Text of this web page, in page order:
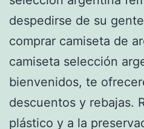
despedirse de su
comprar camiseta de
camiseta selección
bienvenidos, te
descuentos y rebajas.
plástico y a la